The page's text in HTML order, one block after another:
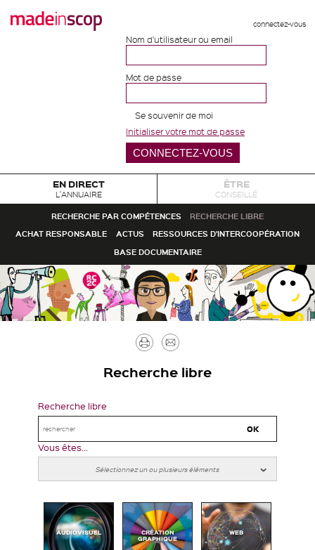
connectez-vous
Nom d'utilisateur ou email
Mot de passe
Se souvenir de moi
Initialiser votre mot de passe
EN DIRECT
L'ANNUAIRE
ÊTRE
CONSEILLÉ
RECHERCHE PAR COMPÉTENCES
RECHERCHE LIBRE
ACHAT RESPONSABLE
ACTUS
RESSOURCES D'INTERCOOPÉRATION
BASE DOCUMENTAIRE
Imprimer
Recherche libre
Recherche libre
Vous êtes...
AUDIOVISUEL CRÉATION
GRAPHIQUE
WEB